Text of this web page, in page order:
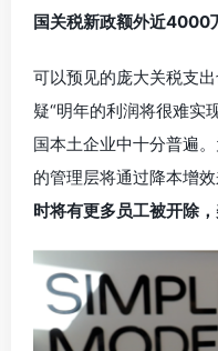
国关税新政额外近4000
可以预见的庞大关税支
疑“明年的利润将很难实
国本土企业中十分普遍
的管理层将通过降本增
时将有更多员工被开除